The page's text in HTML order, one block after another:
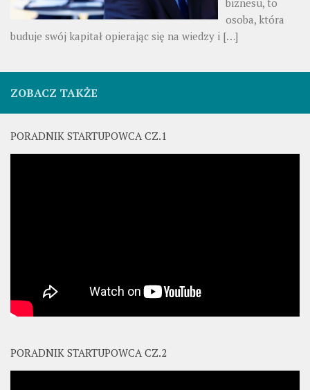
biznesu, to
osoba, która
buduje swój kapitał opierając się na wiedzy i […]
ZOBACZ TAKŻE
PORADNIK STARTUPOWCA CZ.1
PORADNIK STARTUPOWCA CZ.2